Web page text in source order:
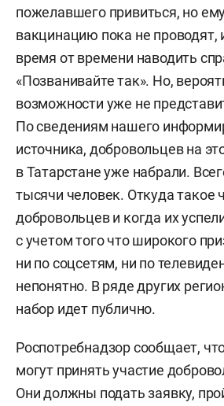
пожелавшего привиться, но
вакцинацию пока не проводят,
время от времени наводить
«Позванивайте так». Но,
возможности уже не
По сведениям нашего
источника, добровольцев на
в Татарстане уже набрали.
тысячи человек. Откуда такое
добровольцев и когда их
с учетом того что широкого
ни по соцсетям, ни по
непонятно. В ряде других
набор идет публично.
Роспотребнадзор сообщает,
могут принять участие
Они должны подать заявку,